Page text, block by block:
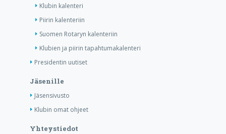
Klubin kalenteri
Piirin kalenteriin
Suomen Rotaryn kalenteriin
Klubien ja piirin tapahtumakalenteri
Presidentin uutiset
Jäsenille
Jäsensivusto
Klubin omat ohjeet
Yhteystiedot